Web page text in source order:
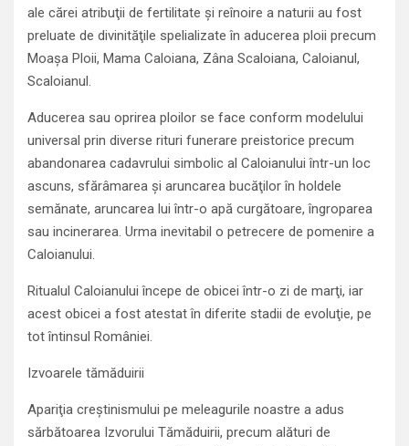
ale cărei atribuţii de fertilitate şi reînoire a naturii au fost
preluate de divinităţile spelializate în aducerea ploii precum
Moaşa Ploii, Mama Caloiana, Zâna Scaloiana, Caloianul,
Scaloianul.
Aducerea sau oprirea ploilor se face conform modelului
universal prin diverse rituri funerare preistorice precum
abandonarea cadavrului simbolic al Caloianului într-un loc
ascuns, sfărâmarea şi aruncarea bucăţilor în holdele
semănate, aruncarea lui într-o apă curgătoare, îngroparea
sau incinerarea. Urma inevitabil o petrecere de pomenire a
Caloianului.
Ritualul Caloianului începe de obicei într-o zi de marţi, iar
acest obicei a fost atestat în diferite stadii de evoluţie, pe
tot întinsul României.
Izvoarele tămăduirii
Apariţia creştinismului pe meleagurile noastre a adus
sărbătoarea Izvorului Tămăduirii, precum alături de